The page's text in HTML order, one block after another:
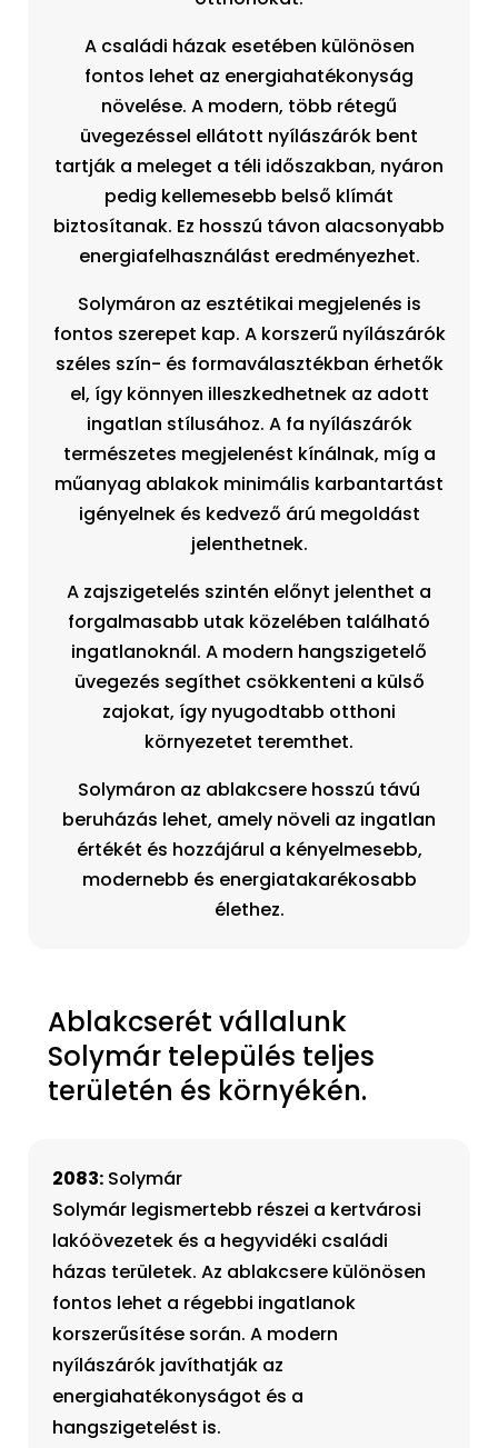
A családi házak esetében különösen
fontos lehet az energiahatékonyság
növelése. A modern, több rétegű
üvegezéssel ellátott nyílászárók bent
tartják a meleget a téli időszakban, nyáron
pedig kellemesebb belső klímát
biztosítanak. Ez hosszú távon alacsonyabb
energiafelhasználást eredményezhet.
Solymáron az esztétikai megjelenés is
fontos szerepet kap. A korszerű nyílászárók
széles szín- és formaválasztékban érhetők
el, így könnyen illeszkedhetnek az adott
ingatlan stílusához. A fa nyílászárók
természetes megjelenést kínálnak, míg a
műanyag ablakok minimális karbantartást
igényelnek és kedvező árú megoldást
jelenthetnek.
A zajszigetelés szintén előnyt jelenthet a
forgalmasabb utak közelében található
ingatlanoknál. A modern hangszigetelő
üvegezés segíthet csökkenteni a külső
zajokat, így nyugodtabb otthoni
környezetet teremthet.
Solymáron az ablakcsere hosszú távú
beruházás lehet, amely növeli az ingatlan
értékét és hozzájárul a kényelmesebb,
modernebb és energiatakarékosabb
élethez.
Ablakcserét vállalunk
Solymár település teljes
területén és környékén.
2083: Solymár
Solymár legismertebb részei a kertvárosi
lakóövezetek és a hegyvidéki családi
házas területek. Az ablakcsere különösen
fontos lehet a régebbi ingatlanok
korszerűsítése során. A modern
nyílászárók javíthatják az
energiahatékonyságot és a
hangszigetelést is.